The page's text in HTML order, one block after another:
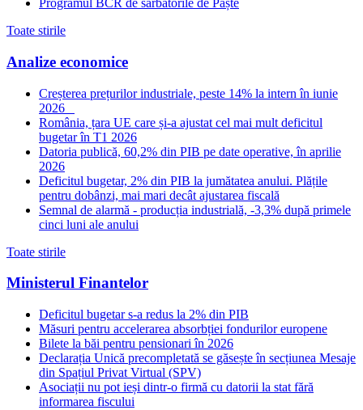
Programul BCR de sărbătorile de Paște
Toate stirile
Analize economice
Creșterea prețurilor industriale, peste 14% la intern în iunie
2026
România, țara UE care și-a ajustat cel mai mult deficitul
bugetar în T1 2026
Datoria publică, 60,2% din PIB pe date operative, în aprilie
2026
Deficitul bugetar, 2% din PIB la jumătatea anului. Plățile
pentru dobânzi, mai mari decât ajustarea fiscală
Semnal de alarmă - producția industrială, -3,3% după primele
cinci luni ale anului
Toate stirile
Ministerul Finantelor
Deficitul bugetar s-a redus la 2% din PIB
Măsuri pentru accelerarea absorbției fondurilor europene
Bilete la băi pentru pensionari în 2026
Declarația Unică precompletată se găsește în secțiunea Mesaje
din Spațiul Privat Virtual (SPV)
Asociații nu pot ieși dintr-o firmă cu datorii la stat fără
informarea fiscului